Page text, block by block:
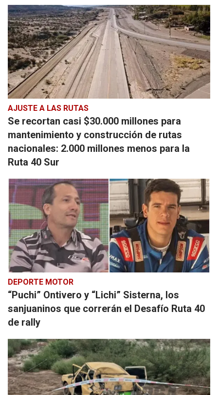
AJUSTE A LAS RUTAS
Se recortan casi $30.000 millones para
mantenimiento y construcción de rutas
nacionales: 2.000 millones menos para la
Ruta 40 Sur
DEPORTE MOTOR
“Puchi” Ontivero y “Lichi” Sisterna, los
sanjuaninos que correrán el Desafío Ruta 40
de rally